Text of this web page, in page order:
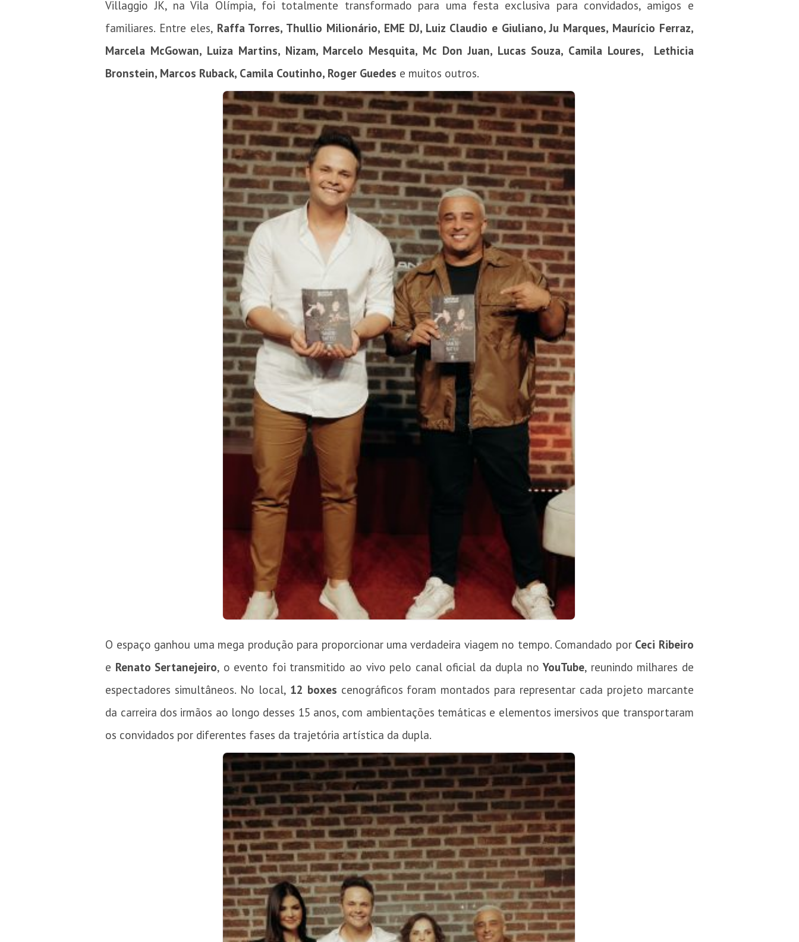
Villaggio JK, na Vila Olímpia, foi totalmente transformado para uma festa exclusiva para convidados, amigos e
familiares. Entre eles, Raffa Torres, Thullio Milionário, EME DJ, Luiz Claudio e Giuliano, Ju Marques, Maurício Ferraz,
Marcela McGowan, Luiza Martins, Nizam, Marcelo Mesquita, Mc Don Juan, Lucas Souza, Camila Loures, Lethicia
Bronstein, Marcos Ruback, Camila Coutinho, Roger Guedes e muitos outros.
O espaço ganhou uma mega produção para proporcionar uma verdadeira viagem no tempo. Comandado por Ceci Ribeiro
e Renato Sertanejeiro, o evento foi transmitido ao vivo pelo canal oficial da dupla noYouTube, reunindo milhares de
espectadores simultâneos. No local, 12 boxes cenográficos foram montados para representar cada projeto marcante
da carreira dos irmãos ao longo desses 15 anos, com ambientações temáticas e elementos imersivos que transportaram
os convidados por diferentes fases da trajetória artística da dupla.